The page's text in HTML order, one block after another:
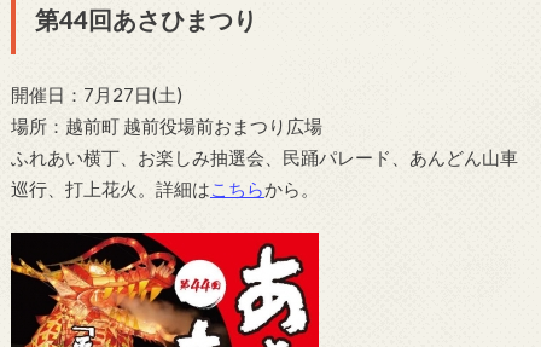
第44回あさひまつり
開催日： 7月27日(土)
場所：越前町 越前役場前おまつり広場
ふれあい横丁、お楽しみ抽選会、民踊パレード、あんどん山車
巡行、打上花火。詳細はこちらから。